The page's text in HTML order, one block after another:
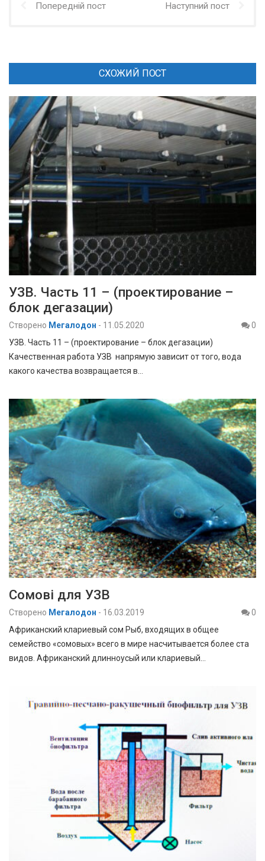
Попередній пост Наступний пост
СХОЖИЙ ПОСТ
УЗВ. Часть 11 – (проектирование –
блок дегазации)
Створено Мегалодон - 11.05.2020
0
УЗВ. Часть 11 – (проектирование – блок дегазации)
Качественная работа УЗВ напрямую зависит от того, вода
какого качества возвращается в…
Сомові для УЗВ
Створено Мегалодон - 16.03.2019
0
Африканский клариевый сом Рыб, входящих в общее
семейство «сомовых» всего в мире насчитывается более ста
видов. Африканский длинноусый или клариевый…